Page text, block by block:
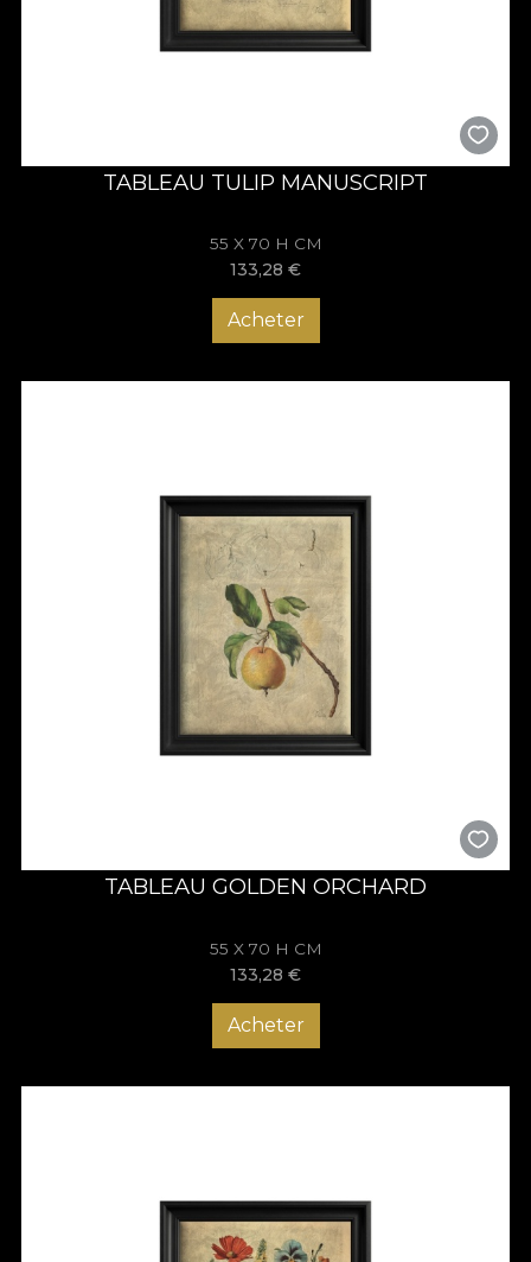
TABLEAU TULIP MANUSCRIPT
55 X 70 H CM
133,28 €
Acheter
TABLEAU GOLDEN ORCHARD
55 X 70 H CM
133,28 €
Acheter